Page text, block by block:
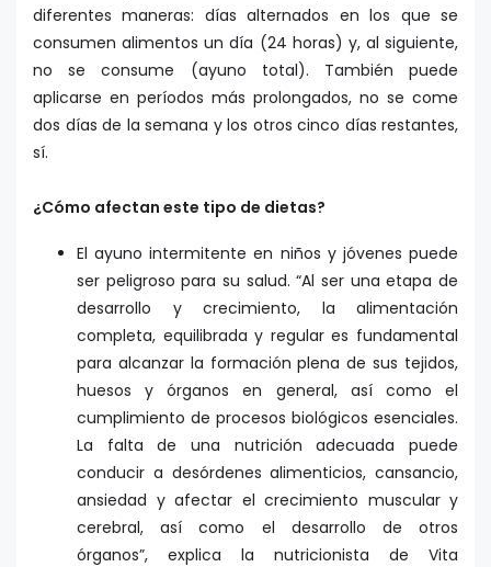
diferentes maneras: días alternados en los que se
consumen alimentos un día (24 horas) y, al siguiente,
no se consume (ayuno total). También puede
aplicarse en períodos más prolongados, no se come
dos días de la semana y los otros cinco días restantes,
sí.
¿Cómo afectan este tipo de dietas?
El ayuno intermitente en niños y jóvenes puede
ser peligroso para su salud. “Al ser una etapa de
desarrollo y crecimiento, la alimentación
completa, equilibrada y regular es fundamental
para alcanzar la formación plena de sus tejidos,
huesos y órganos en general, así como el
cumplimiento de procesos biológicos esenciales.
La falta de una nutrición adecuada puede
conducir a desórdenes alimenticios, cansancio,
ansiedad y afectar el crecimiento muscular y
cerebral, así como el desarrollo de otros
órganos”, explica la nutricionista de Vita